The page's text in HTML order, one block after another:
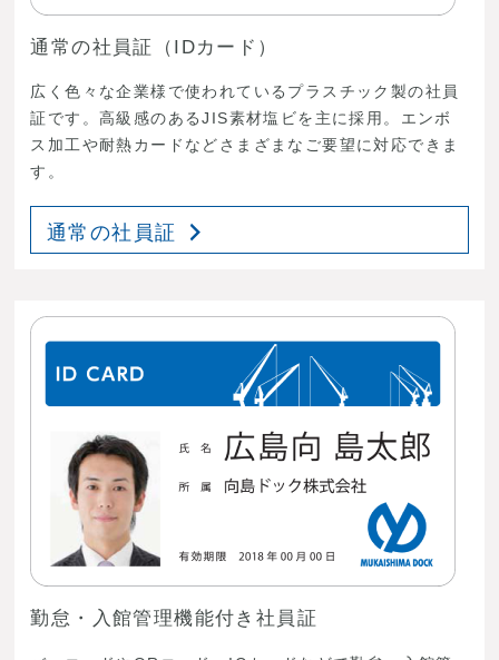
通常の社員証（IDカード）
広く色々な企業様で使われているプラスチック製の社員
証です。高級感のあるJIS素材塩ビを主に採用。エンボ
ス加工や耐熱カードなどさまざまなご要望に対応できま
す。
通常の社員証
勤怠・入館管理機能付き社員証